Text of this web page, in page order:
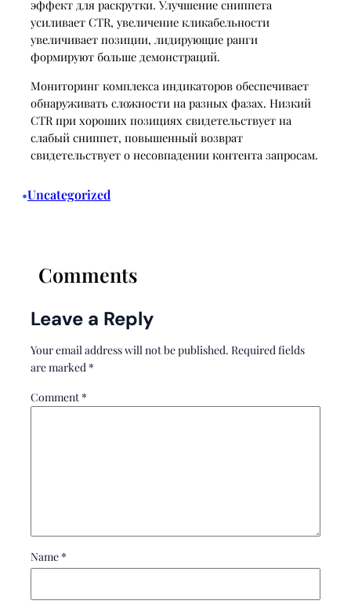
эффект для раскрутки. Улучшение сниппета
усиливает CTR, увеличение кликабельности
увеличивает позиции, лидирующие ранги
формируют больше демонстраций.
Мониторинг комплекса индикаторов обеспечивает
обнаруживать сложности на разных фазах. Низкий
CTR при хороших позициях свидетельствует на
слабый сниппет, повышенный возврат
свидетельствует о несовпадении контента запросам.
•Uncategorized
Comments
Leave a Reply
Your email address will not be published. Required fields
are marked *
Comment *
Name *